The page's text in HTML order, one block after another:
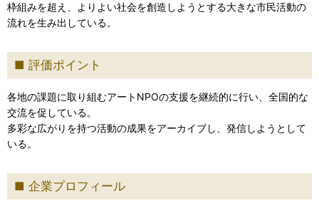
枠組みを超え、よりよい社会を創造しようとする大きな市民活動の
流れを生み出している。
評価ポイント
各地の課題に取り組むアートNPOの支援を継続的に行い、全国的な
交流を促している。
多彩な広がりを持つ活動の成果をアーカイブし、発信しようとして
いる。
企業プロフィール